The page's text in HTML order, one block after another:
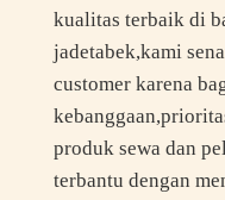
kualitas terbaik di
jadetabek,kami
customer karena
produk sewa dan
terbantu dengan